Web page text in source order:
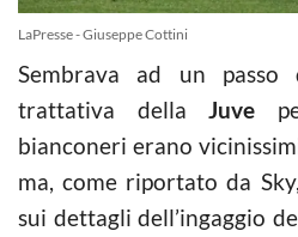
LaPresse - Giuseppe Cottini
Sembrava ad un passo
trattativa dellaJuve
bianconeri erano
ma, come riportato da
sui dettagli dell’ingaggio